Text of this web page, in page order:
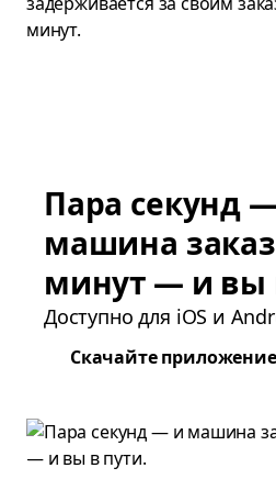
минут.
Пара секунд
машина
минут — и вы
Доступно для iOS и
Скачайте приложение